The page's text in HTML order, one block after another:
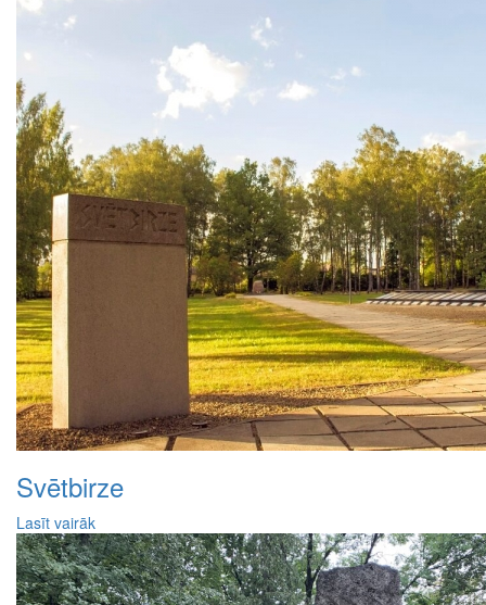
Svētbirze
Lasīt vairāk